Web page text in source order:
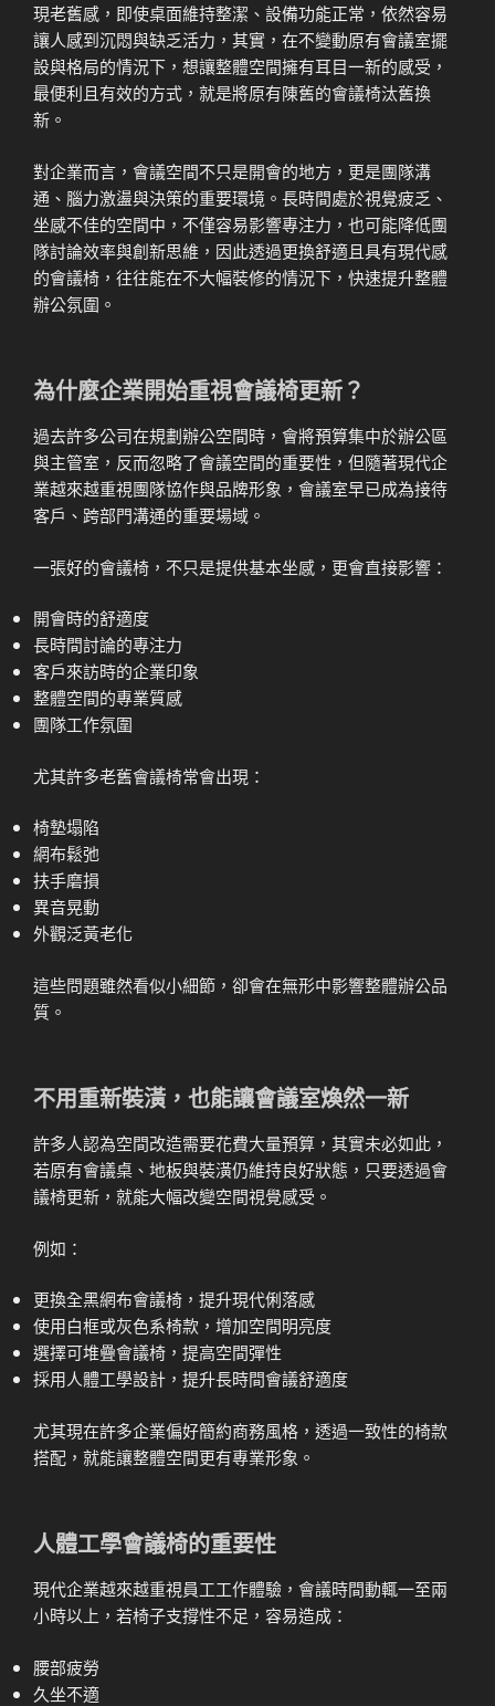
現老舊感，即使桌面維持整潔、設備功能正常，依然容易
讓人感到沉悶與缺乏活力，其實，在不變動原有會議室擺
設與格局的情況下，想讓整體空間擁有耳目一新的感受，
最便利且有效的方式，就是將原有陳舊的會議椅汰舊換
新。
對企業而言，會議空間不只是開會的地方，更是團隊溝
通、腦力激盪與決策的重要環境。長時間處於視覺疲乏、
坐感不佳的空間中，不僅容易影響專注力，也可能降低團
隊討論效率與創新思維，因此透過更換舒適且具有現代感
的會議椅，往往能在不大幅裝修的情況下，快速提升整體
辦公氛圍。
為什麼企業開始重視會議椅更新？
過去許多公司在規劃辦公空間時，會將預算集中於辦公區
與主管室，反而忽略了會議空間的重要性，但隨著現代企
業越來越重視團隊協作與品牌形象，會議室早已成為接待
客戶、跨部門溝通的重要場域。
一張好的會議椅，不只是提供基本坐感，更會直接影響：
開會時的舒適度
長時間討論的專注力
客戶來訪時的企業印象
整體空間的專業質感
團隊工作氛圍
尤其許多老舊會議椅常會出現：
椅墊塌陷
網布鬆弛
扶手磨損
異音晃動
外觀泛黃老化
這些問題雖然看似小細節，卻會在無形中影響整體辦公品
質。
不用重新裝潢，也能讓會議室煥然一新
許多人認為空間改造需要花費大量預算，其實未必如此，
若原有會議桌、地板與裝潢仍維持良好狀態，只要透過會
議椅更新，就能大幅改變空間視覺感受。
例如：
更換全黑網布會議椅，提升現代俐落感
使用白框或灰色系椅款，增加空間明亮度
選擇可堆疊會議椅，提高空間彈性
採用人體工學設計，提升長時間會議舒適度
尤其現在許多企業偏好簡約商務風格，透過一致性的椅款
搭配，就能讓整體空間更有專業形象。
人體工學會議椅的重要性
現代企業越來越重視員工工作體驗，會議時間動輒一至兩
小時以上，若椅子支撐性不足，容易造成：
腰部疲勞
久坐不適